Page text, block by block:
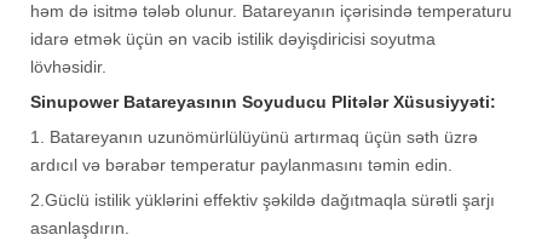
həm də isitmə tələb olunur. Batareyanın içərisində temperaturu
idarə etmək üçün ən vacib istilik dəyişdiricisi soyutma
lövhəsidir.
Sinupower Batareyasının Soyuducu Plitələr Xüsusiyyəti:
1. Batareyanın uzunömürlülüyünü artırmaq üçün səth üzrə
ardıcıl və bərabər temperatur paylanmasını təmin edin.
2.Güclü istilik yüklərini effektiv şəkildə dağıtmaqla sürətli şarjı
asanlaşdırın.